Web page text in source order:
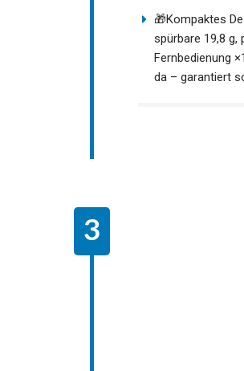
🎁Kompaktes
spürbare 19,8 g,
Fernbedienung
da – garantiert